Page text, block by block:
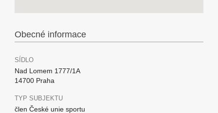
Obecné informace
SÍDLO
Nad Lomem 1777/1A
14700 Praha
TYP SUBJEKTU
člen České unie sportu